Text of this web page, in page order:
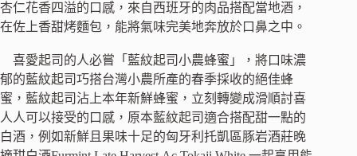
杏仁花香四溢的口感，來自西班牙的肉品搭配當地酒，
在佐上香甜烤麵包，能將氣味完美地奔放於口鼻之中。
喜愛起司的人必嘗「藍紋起司小農蜂蜜」，將口味濃
郁的藍紋起司巧搭台灣小農所產的春季採收的絕佳蜂
蜜，藍紋起司沾上本年新鮮蜂蜜，立刻轉變成滑順討喜
人人可以接受的口感，原本藍紋起司適合搭配甜一點的
白酒，例如新鮮且果味十足的匈牙利托凱區豚岩酒莊晚